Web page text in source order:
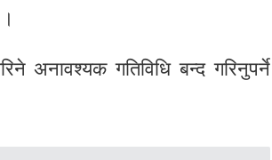
अनावश्यक गतिविधि बन्द गरिनुपर्ने